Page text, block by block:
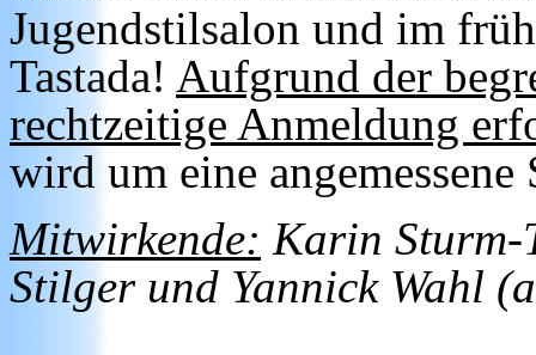
Jugendstilsalon und im
Tastada! Aufgrund der
rechtzeitige Anmeldung
wird um eine angemessene
Mitwirkende: Karin Sturm-
Stilger und Yannick Wahl